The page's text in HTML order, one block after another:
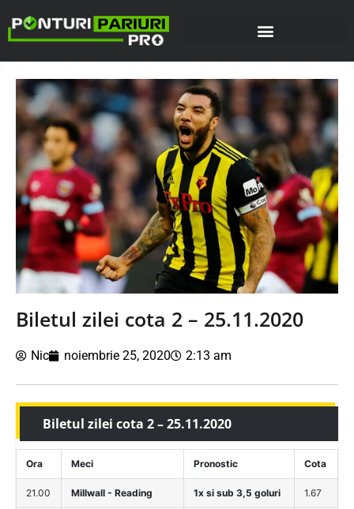
Biletul zilei cota 2 – 25.11.2020
Nic noiembrie 25, 2020 2:13 am
Biletul zilei cota 2 – 25.11.2020
Ora Meci Pronostic Cota
21.00 Millwall - Reading 1x si sub 3,5 goluri 1.67